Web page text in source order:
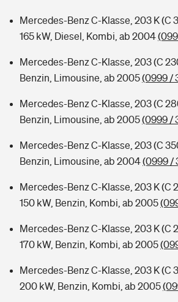
Mercedes-Benz C-Klasse, 203 K (C
165 kW, Diesel, Kombi, ab 2004
Mercedes-Benz C-Klasse, 203 (C
Benzin, Limousine, ab 2005(0999 /
Mercedes-Benz C-Klasse, 203 (C
Benzin, Limousine, ab 2005(0999 /
Mercedes-Benz C-Klasse, 203 (C
Benzin, Limousine, ab 2004(0999 /
Mercedes-Benz C-Klasse, 203 K (C
150 kW, Benzin, Kombi, ab 2005
Mercedes-Benz C-Klasse, 203 K (C
170 kW, Benzin, Kombi, ab 2005
Mercedes-Benz C-Klasse, 203 K (C
200 kW, Benzin, Kombi, ab 2005